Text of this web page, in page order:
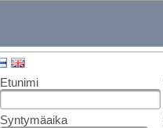
Etunimi
Syntymäaika